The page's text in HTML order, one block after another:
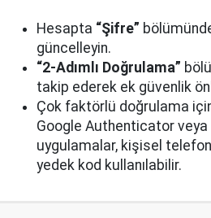
Hesapta “Şifre”
güncelleyin.
“2-Adımlı Doğrulama”
takip ederek ek güvenlik
Çok faktörlü doğrulama
Google Authenticator
uygulamalar, kişisel
yedek kod kullanılabilir.